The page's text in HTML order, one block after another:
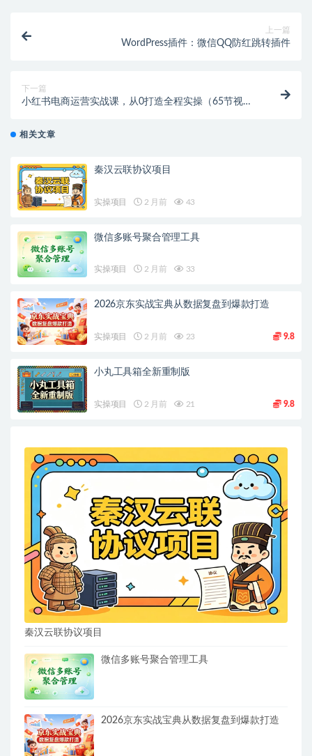
上一篇
WordPress插件：微信QQ防红跳转插件
下一篇
小红书电商运营实战课，从0打造全程实操（65节视频
相关文章
秦汉云联协议项目
实操项目 2 月前 43
微信多账号聚合管理工具
实操项目 2 月前 33
2026京东实战宝典从数据复盘到爆款打造
实操项目 2 月前 23 9.8
小丸工具箱全新重制版
实操项目 2 月前 21 9.8
秦汉云联协议项目
微信多账号聚合管理工具
2026京东实战宝典从数据复盘到爆款打造